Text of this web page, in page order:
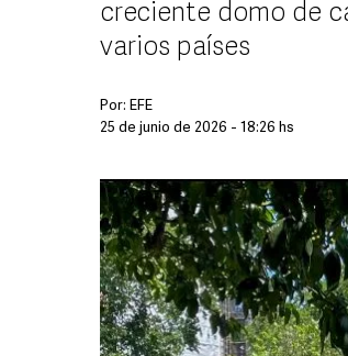
creciente domo de
varios países
Por: EFE
25 de junio de 2026 - 18:26 hs